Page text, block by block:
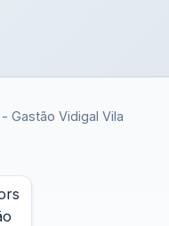
Gastão Vidigal Vila